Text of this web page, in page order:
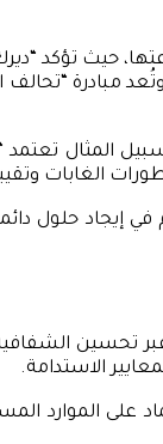
إيجاد حلول
تحسين
الاستدامة.
على الموارد